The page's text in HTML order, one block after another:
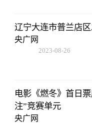
辽宁大连市普兰店
央广网
2023-08-26
电影《燃冬》首日
注”竞赛单元
央广网